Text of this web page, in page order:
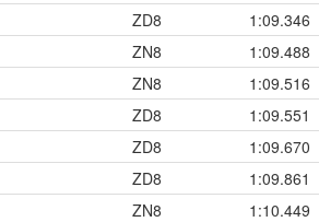
ZD8 1:09.346
ZN8 1:09.488
ZN8 1:09.516
ZD8 1:09.551
ZD8 1:09.670
ZD8 1:09.861
ZN8 1:10.449